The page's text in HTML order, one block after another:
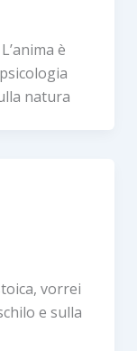
è
natura
vorrei
e sulla